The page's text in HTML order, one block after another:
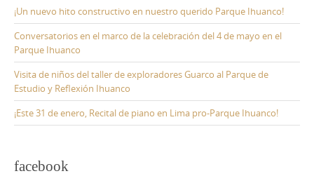
¡Un nuevo hito constructivo en nuestro querido Parque Ihuanco!
Conversatorios en el marco de la celebración del 4 de mayo en el
Parque Ihuanco
Visita de niños del taller de exploradores Guarco al Parque de
Estudio y Reflexión Ihuanco
¡Este 31 de enero, Recital de piano en Lima pro-Parque Ihuanco!
facebook